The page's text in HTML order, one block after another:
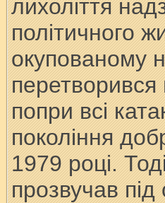
лихоліття
політичного
окупованому
попри всі
покоління
1979 році.
прозвучав